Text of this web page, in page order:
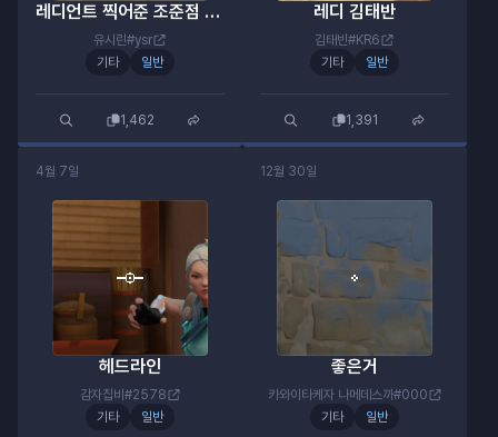
레디언트 찍어준 조준점 / 황색맹설정
유시린#ysr
기타
일반
1,462
레디 김태반
김태빈#KR6
기타
일반
1,391
4월 7일
헤드라인
감자칩비#2578
기타
일반
12월 30일
좋은거
카와이타케자 나메데스까#000
기타
일반